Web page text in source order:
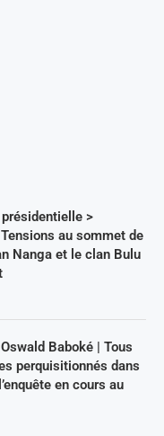
>
au sommet de
Nanga et le clan Bulu
Baboké | Tous
perquisitionnés dans
en cours au